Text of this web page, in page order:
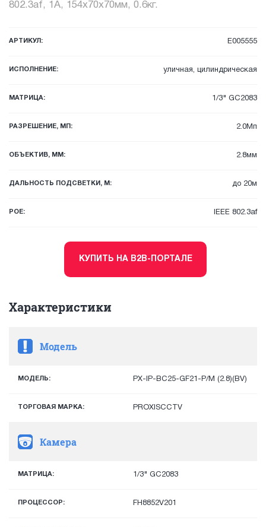
802.3af, 1А, 154x70x70мм, 0.6кг.
АРТИКУЛ: E005555
ИСПОЛНЕНИЕ: уличная, цилиндрическая
МАТРИЦА: 1/3" GC2083
РАЗРЕШЕНИЕ, МП: 2.0Мп
ОБЪЕКТИВ, ММ: 2.8мм
ДАЛЬНОСТЬ ПОДСВЕТКИ, М: до 20м
POE: IEEE 802.3af
КУПИТЬ НА B2B-ПОРТАЛЕ
Характеристики
Модель
МОДЕЛЬ: PX-IP-BC25-GF21-P/M (2.8)(BV)
ТОРГОВАЯ МАРКА: PROXISCCTV
Камера
МАТРИЦА: 1/3" GC2083
ПРОЦЕССОР: FH8852V201